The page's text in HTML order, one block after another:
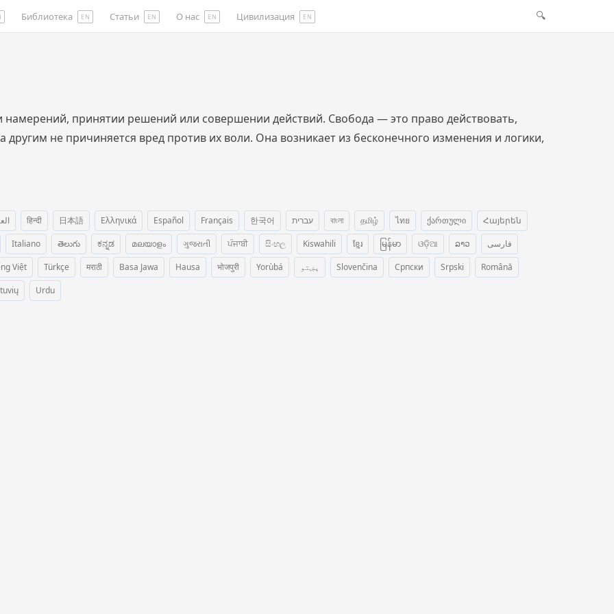
Библиотека EN Статьи EN О нас EN Цивилизация EN 🔍
принятии решений или совершении действий. Свобода — это право действовать,
другим не причиняется вред против их воли. Она возникает из бесконечного изменения и логики,
हिन्दी 日本語 Ελληνικά Español Français 한국어 עברית বাংলা தமிழ் ไทย ქართული
Հայերեն
Italiano తెలుగు ಕನ್ನಡ മലയാളം ગુજરાતી ਪੰਜਾਬੀ සිංහල Kiswahili ខ្មែរ မြန်မာ ଓଡ଼ିଆ ລາວ
فارسی
Việt Türkçe मराठी Basa Jawa Hausa भोजपुरी Yorùbá پښتو Slovenčina Српски Srpski
Română
Urdu